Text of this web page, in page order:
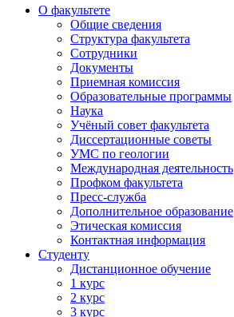
О факультете
Общие сведения
Структура факультета
Сотрудники
Документы
Приемная комиссия
Образовательные программы
Наука
Учёный совет факультета
Диссертационные советы
УМС по геологии
Международная деятельность
Профком факультета
Пресс-служба
Дополнительное образование
Этическая комиссия
Контактная информация
Студенту
Дистанционное обучение
1 курс
2 курс
3 курс